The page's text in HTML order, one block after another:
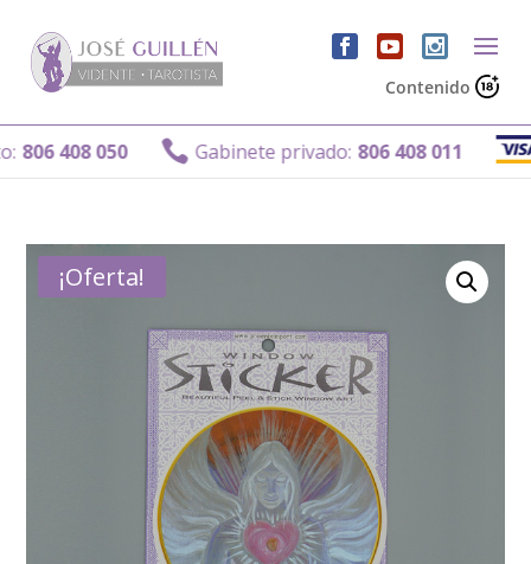
Contenido
408 050  Gabinete privado: 806 408 011
¡Oferta!